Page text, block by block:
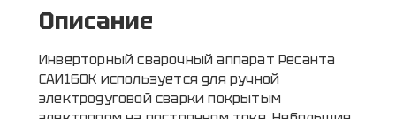
Описание
Инверторный сварочный аппарат Ресанта
САИ160К используется для ручной
электродуговой сварки покрытым